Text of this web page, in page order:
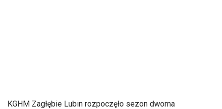
KGHM Zagłębie Lubin rozpoczęło sezon dwoma